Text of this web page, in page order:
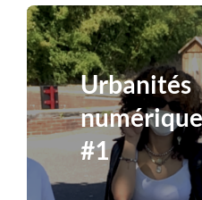
Urbanités
#1